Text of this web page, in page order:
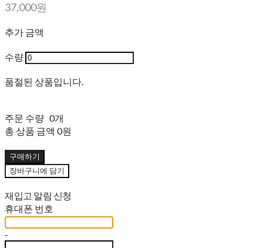
37,000원
추가 금액
수량
품절된 상품입니다.
주문 수량 0개
총 상품 금액 0원
구매하기
장바구니에 담기
재입고 알림 신청
휴대폰 번호
-